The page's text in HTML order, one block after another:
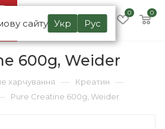
сайту Укр Рус
0 0
600g, Weider
харчування — Креатин —
Pure Creatine 600g, Weider